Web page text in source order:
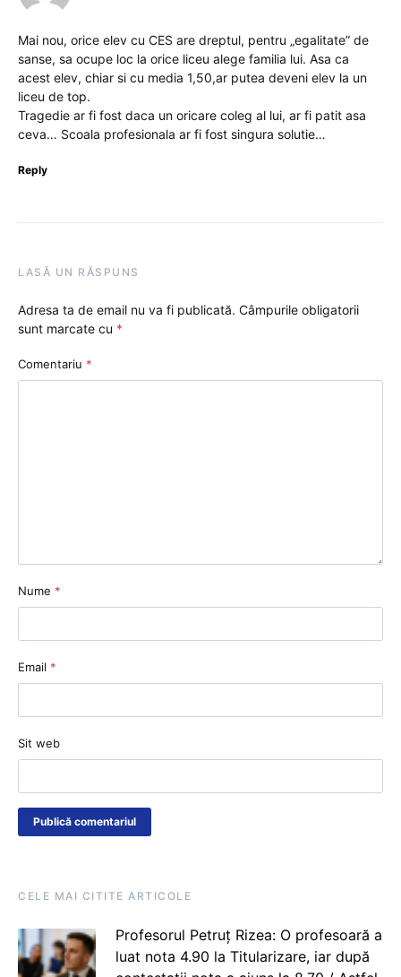
Mai nou, orice elev cu CES are dreptul, pentru „egalitate” de
sanse, sa ocupe loc la orice liceu alege familia lui. Asa ca
acest elev, chiar si cu media 1,50,ar putea deveni elev la un
liceu de top.
Tragedie ar fi fost daca un oricare coleg al lui, ar fi patit asa
ceva… Scoala profesionala ar fi fost singura solutie…
Reply
LASĂ UN RĂSPUNS
Adresa ta de email nu va fi publicată. Câmpurile obligatorii
sunt marcate cu *
Comentariu *
Nume *
Email *
Sit web
CELE MAI CITITE ARTICOLE
Profesorul Petruț Rizea: O profesoară a
luat nota 4.90 la Titularizare, iar după